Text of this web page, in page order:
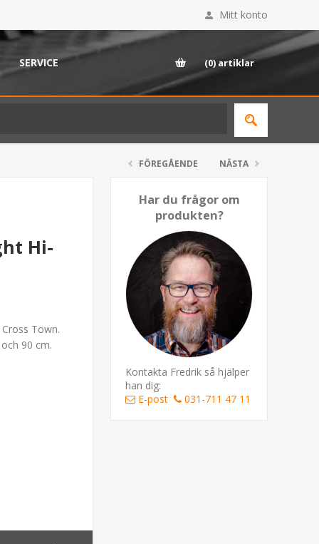
Mitt konto
SERVICE (0) artiklar
FÖREGÅENDE NÄSTA
Har du frågor om
produkten?
Kontakta Fredrik så hjälper
han dig:
E-post
031-711 47 11
Hi-
Town.
90 cm.